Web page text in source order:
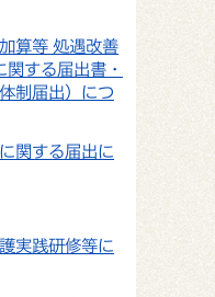
算等 処遇改善
する届出書・
制届出）につ
関する届出に
実践研修等に